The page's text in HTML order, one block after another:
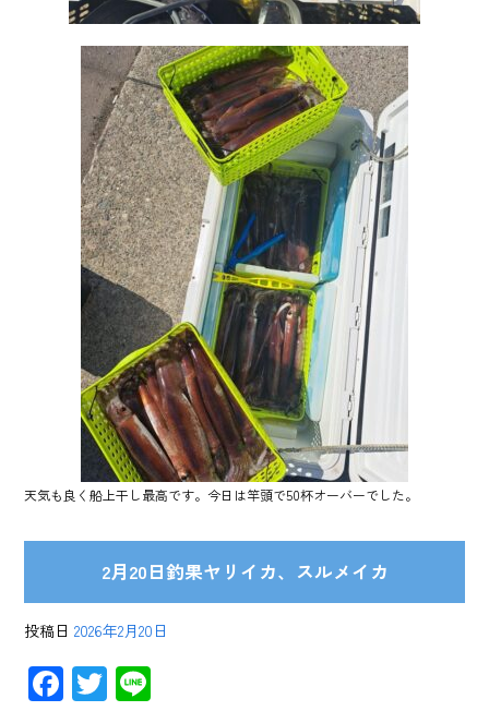
天気も良く船上干し最高です。今日は竿頭で50杯オーバーでした。
2月20日釣果ヤリイカ、スルメイカ
投稿日 2026年2月20日
F T